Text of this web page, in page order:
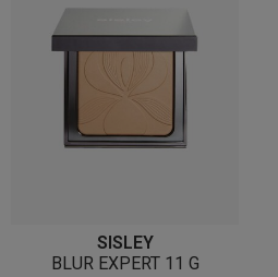
SISLEY
BLUR EXPERT 11 G